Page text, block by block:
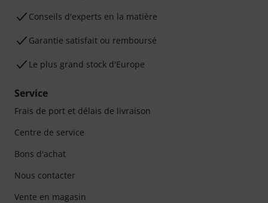
Conseils d'experts en la matière
Garantie satisfait ou remboursé
Le plus grand stock d'Europe
Service
Frais de port et délais de livraison
Centre de service
Bons d'achat
Nous contacter
Vente en magasin